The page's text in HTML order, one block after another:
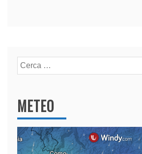
Ricerca
per:
METEO